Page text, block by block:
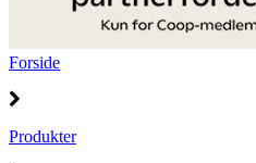
Forside
Produkter